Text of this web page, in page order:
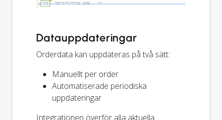
Datauppdateringar
Orderdata kan uppdateras på två sätt:
Manuellt per order
Automatiserade periodiska
uppdateringar
Integrationen överför alla aktuella